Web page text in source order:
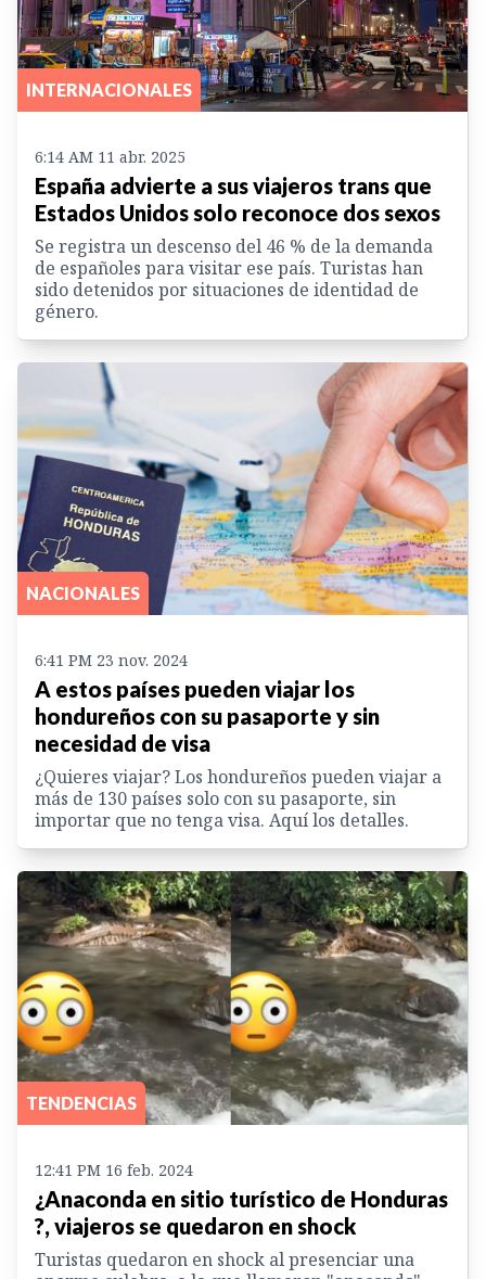
INTERNACIONALES
6:14 AM 11 abr. 2025
España advierte a sus viajeros trans que
Estados Unidos solo reconoce dos sexos
Se registra un descenso del 46 % de la demanda
de españoles para visitar ese país. Turistas han
sido detenidos por situaciones de identidad de
género.
NACIONALES
6:41 PM 23 nov. 2024
A estos países pueden viajar los
hondureños con su pasaporte y sin
necesidad de visa
¿Quieres viajar? Los hondureños pueden viajar a
más de 130 países solo con su pasaporte, sin
importar que no tenga visa. Aquí los detalles.
TENDENCIAS
12:41 PM 16 feb. 2024
¿Anaconda en sitio turístico de Honduras
?, viajeros se quedaron en shock
Turistas quedaron en shock al presenciar una